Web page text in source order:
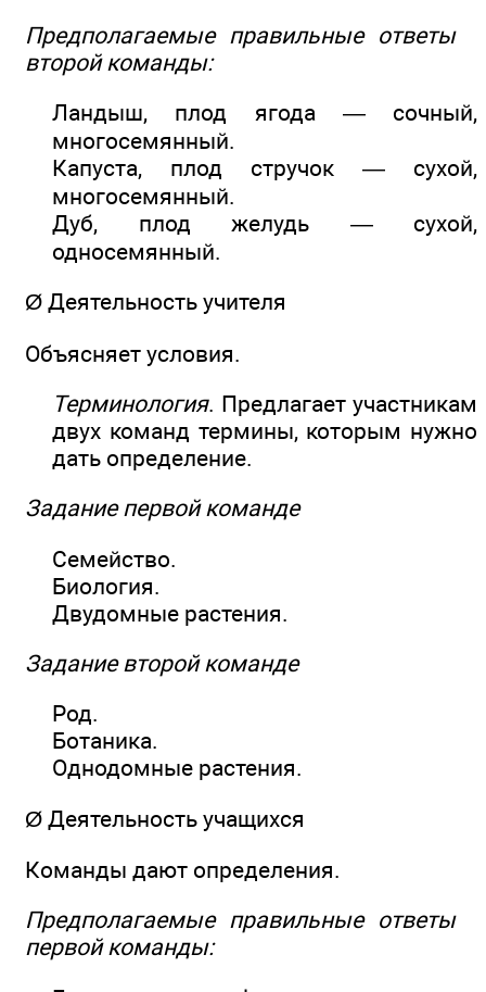
Предполагаемые правильные ответы
второй команды:
Ландыш, плод ягода — сочный,
многосемянный.
Капуста, плод стручок — сухой,
многосемянный.
Дуб, плод желудь — сухой,
односемянный.
Ø Деятельность учителя
Объясняет условия.
Терминология. Предлагает участникам
двух команд термины, которым нужно
дать определение.
Задание первой команде
Семейство.
Биология.
Двудомные растения.
Задание второй команде
Род.
Ботаника.
Однодомные растения.
Ø Деятельность учащихся
Команды дают определения.
Предполагаемые правильные ответы
первой команды: